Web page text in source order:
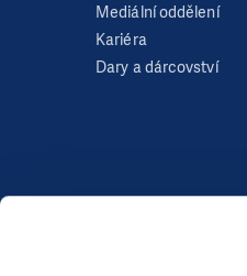
Mediální oddělení
Kariéra
Dary a dárcovství